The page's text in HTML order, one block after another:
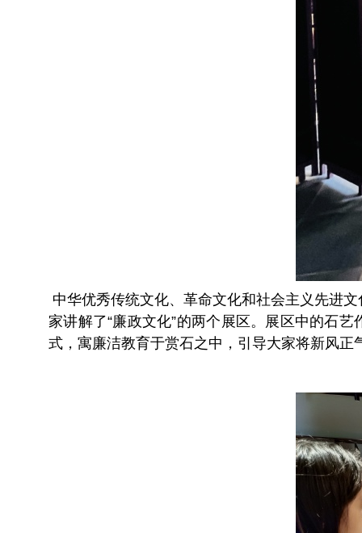
中华优秀传统文化、革命文化和社会主义先进
家讲解了“廉政文化”的两个展区。展区中的石
式，寓廉洁教育于赏石之中，引导大家将新风